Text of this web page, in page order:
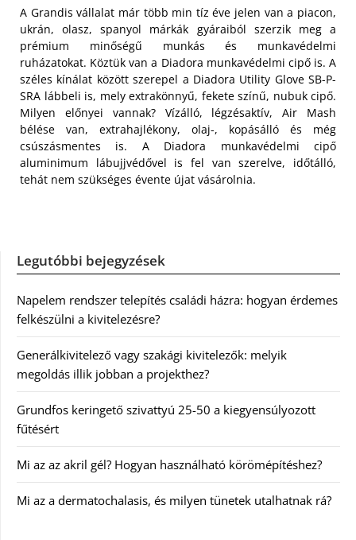
A Grandis vállalat már több min tíz éve jelen van a piacon,
ukrán, olasz, spanyol márkák gyáraiból szerzik meg a
prémium minőségű munkás és munkavédelmi
ruházatokat. Köztük van a Diadora munkavédelmi cipő is. A
széles kínálat között szerepel a Diadora Utility Glove SB-P-
SRA lábbeli is, mely extrakönnyű, fekete színű, nubuk cipő.
Milyen előnyei vannak? Vízálló, légzésaktív, Air Mash
bélése van, extrahajlékony, olaj-, kopásálló és még
csúszásmentes is. A Diadora munkavédelmi cipő
aluminimum lábujjvédővel is fel van szerelve, időtálló,
tehát nem szükséges évente újat vásárolnia.
Legutóbbi bejegyzések
Napelem rendszer telepítés családi házra: hogyan érdemes
felkészülni a kivitelezésre?
Generálkivitelező vagy szakági kivitelezők: melyik
megoldás illik jobban a projekthez?
Grundfos keringető szivattyú 25-50 a kiegyensúlyozott
fűtésért
Mi az az akril gél? Hogyan használható körömépítéshez?
Mi az a dermatochalasis, és milyen tünetek utalhatnak rá?